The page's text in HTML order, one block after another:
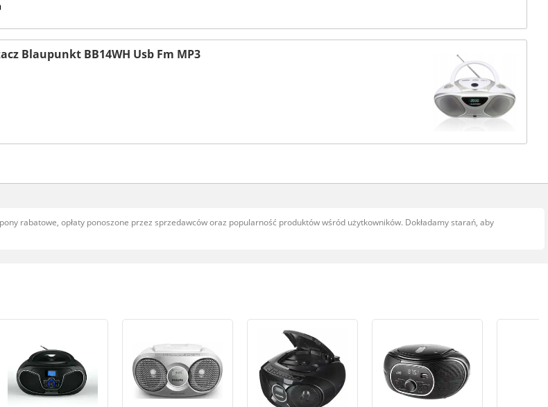
Blaupunkt BB14WH Usb Fm MP3
rabatowe, opłaty ponoszone przez sprzedawców oraz popularność produktów wśród użytkowników. Dokładamy starań, aby